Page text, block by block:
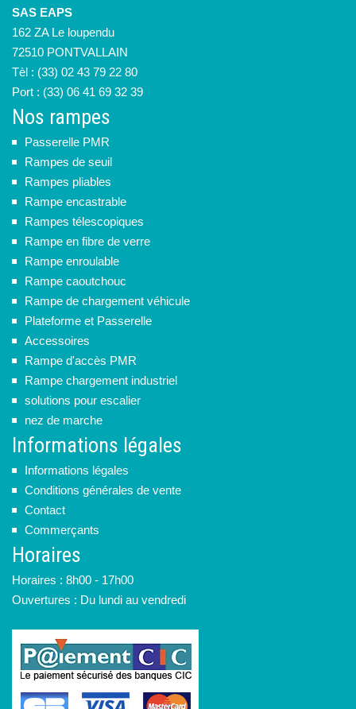
SAS EAPS
162 ZA Le loupendu
72510 PONTVALLAIN
Tèl : (33) 02 43 79 22 80
Port : (33) 06 41 69 32 39
Nos rampes
Passerelle PMR
Rampes de seuil
Rampes pliables
Rampe encastrable
Rampes télescopiques
Rampe en fibre de verre
Rampe enroulable
Rampe caoutchouc
Rampe de chargement véhicule
Plateforme et Passerelle
Accessoires
Rampe d'accès PMR
Rampe chargement industriel
solutions pour escalier
nez de marche
Informations légales
Informations légales
Conditions générales de vente
Contact
Commerçants
Horaires
Horaires : 8h00 - 17h00
Ouvertures : Du lundi au vendredi